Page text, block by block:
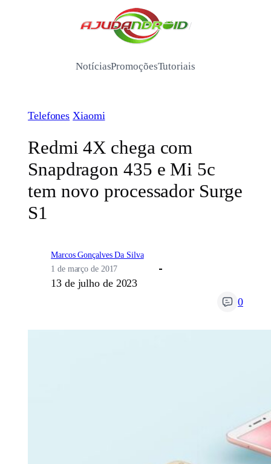
/
NotíciasPromoçõesTutoriais
Telefones Xiaomi
Redmi 4X chega com
Snapdragon 435 e Mi 5c
tem novo processador Surge
S1
Marcos Gonçalves Da Silva
1 de março de 2017
13 de julho de 2023
0